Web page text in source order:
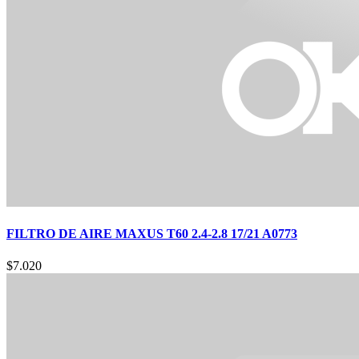
FILTRO DE AIRE MAXUS T60 2.4-2.8 17/21 A0773
$7.020